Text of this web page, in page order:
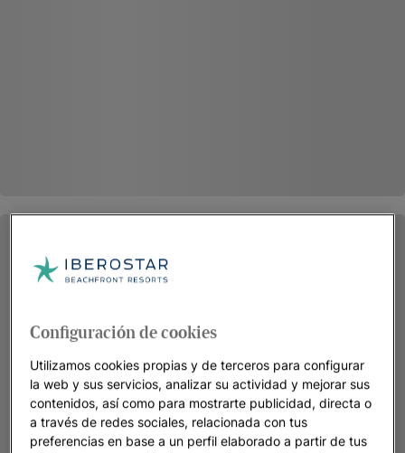
Configuración de cookies
Utilizamos cookies propias y de terceros para configurar
la web y sus servicios, analizar su actividad y mejorar sus
contenidos, así como para mostrarte publicidad, directa o
a través de redes sociales, relacionada con tus
preferencias en base a un perfil elaborado a partir de tus